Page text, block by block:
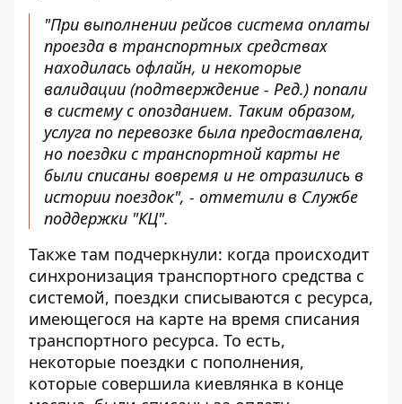
"При выполнении рейсов система оплаты
проезда в транспортных средствах
находилась офлайн, и некоторые
валидации (подтверждение - Ред.) попали
в систему с опозданием. Таким образом,
услуга по перевозке была предоставлена,
но поездки с транспортной карты не
были списаны вовремя и не отразились в
истории поездок", - отметили в Службе
поддержки "КЦ".
Также там подчеркнули: когда происходит
синхронизация транспортного средства с
системой, поездки списываются с ресурса,
имеющегося на карте на время списания
транспортного ресурса. То есть,
некоторые поездки с пополнения,
которые совершила киевлянка в конце